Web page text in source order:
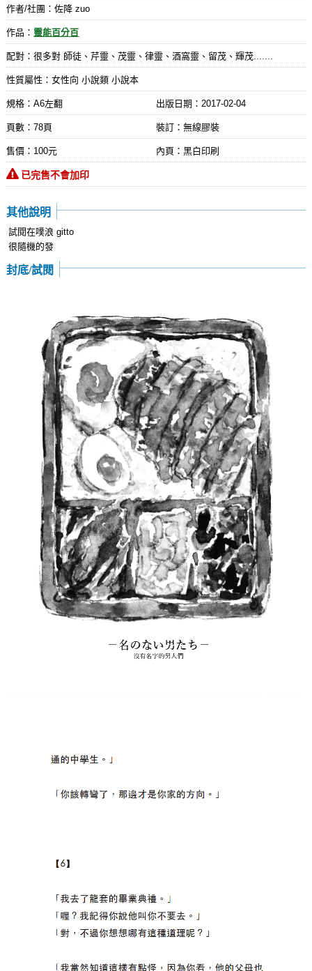
作者/社團：佐降 zuo
作品： 靈能百分百
配對：很多對 師徒、芹靈、茂靈、律靈、酒窩靈、留茂、輝茂.......
性質屬性：女性向 小說類 小說本
規格：A6左翻 出版日期： 2017-02-04
頁數：78頁 裝訂：無線膠裝
售價：100元 內頁：黑白印刷
已完售不會加印
其他說明
試閱在噗浪 gitto
很隨機的發
封底/試閱